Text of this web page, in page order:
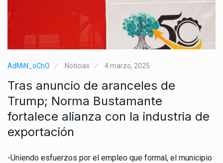
AdMiN_oChO Noticias 4 marzo, 2025
Tras anuncio de aranceles de
Trump; Norma Bustamante
fortalece alianza con la industria de
exportación
-Uniendo esfuerzos por el empleo que formal, el municipio